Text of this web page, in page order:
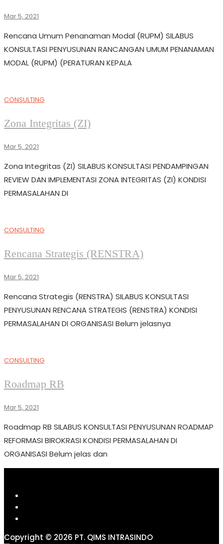
Mar 5, 2021
Rencana Umum Penanaman Modal (RUPM) SILABUS
KONSULTASI PENYUSUNAN RANCANGAN UMUM PENANAMAN
MODAL (RUPM) (PERATURAN KEPALA
CONSULTING
Zona Integritas (ZI)
Mar 5, 2021
Zona Integritas (ZI) SILABUS KONSULTASI PENDAMPINGAN
REVIEW DAN IMPLEMENTASI ZONA INTEGRITAS (ZI) KONDISI
PERMASALAHAN DI
CONSULTING
Rencana Strategis (RENSTRA)
Mar 5, 2021
Rencana Strategis (RENSTRA) SILABUS KONSULTASI
PENYUSUNAN RENCANA STRATEGIS (RENSTRA) KONDISI
PERMASALAHAN DI ORGANISASI Belum jelasnya
CONSULTING
Roadmap RB
Mar 5, 2021
Roadmap RB SILABUS KONSULTASI PENYUSUNAN ROADMAP
REFORMASI BIROKRASI KONDISI PERMASALAHAN DI
ORGANISASI Belum jelas dan
Copyright © 2026 PT. QIMS INTRASINDO